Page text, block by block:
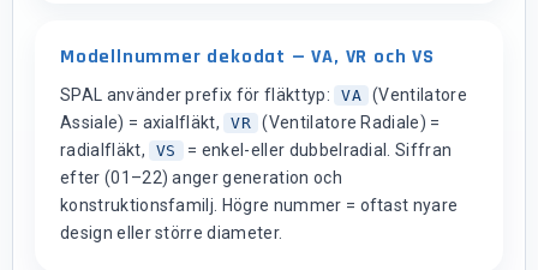
Modellnummer dekodat — VA, VR och VS
SPAL använder prefix för fläkttyp: VA
(Ventilatore
Assiale) = axialfläkt,
VR (Ventilatore Radiale) =
radialfläkt,
VS
= enkel-eller dubbelradial. Siffran
efter (01–22) anger generation och
konstruktionsfamilj. Högre nummer = oftast nyare
design eller större diameter.